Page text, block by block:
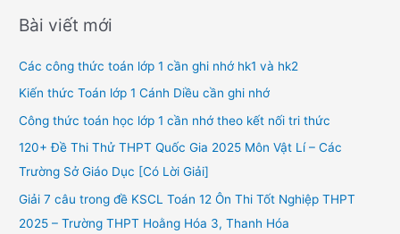
r
h
f
o
Bài viết mới
Các công thức toán lớp 1 cần ghi nhớ hk1 và hk2
Kiến thức Toán lớp 1 Cánh Diều cần ghi nhớ
Công thức toán học lớp 1 cần nhớ theo kết nối tri thức
120+ Đề Thi Thử THPT Quốc Gia 2025 Môn Vật Lí – Các
Trường Sở Giáo Dục [Có Lời Giải]
Giải 7 câu trong đề KSCL Toán 12 Ôn Thi Tốt Nghiệp THPT
2025 – Trường THPT Hoằng Hóa 3, Thanh Hóa